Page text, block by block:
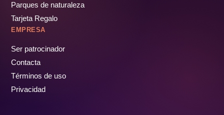
Parques de naturaleza
Tarjeta Regalo
EMPRESA
Ser patrocinador
Contacta
Términos de uso
Privacidad